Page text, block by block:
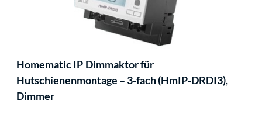
Homematic IP Dimmaktor für
Hutschienenmontage – 3-fach (HmIP-DRDI3),
Dimmer